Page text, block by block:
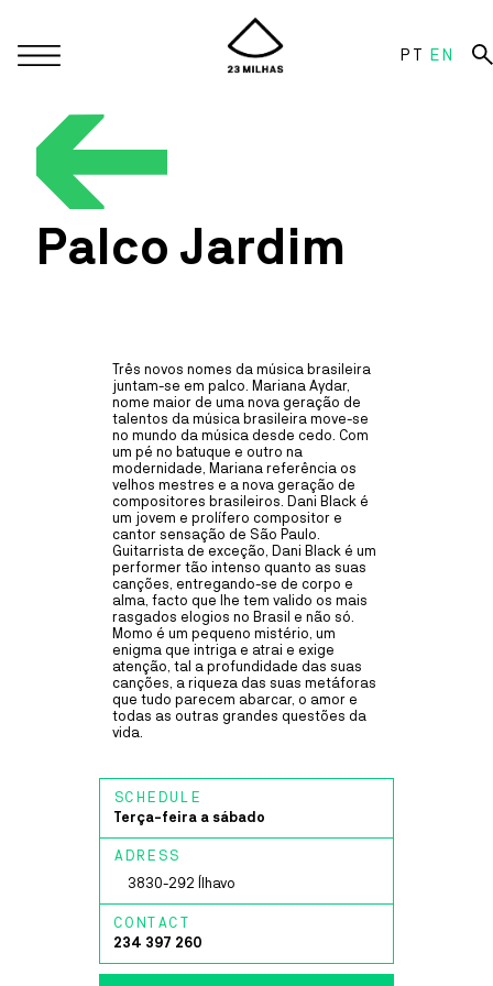
PT EN
Cultural program
Programmatic guidelines
Action Programs
Mediation
Information
Spaces
Sala Estúdio Cinema
Cais Criativo
Costa Nova
Laboratório Artes
Teatro Vista Alegre
Casa Cultura
Palco Jardim
Três novos nomes da música brasileira
juntam-se em palco. Mariana Aydar,
nome maior de uma nova geração de
talentos da música brasileira move-se
no mundo da música desde cedo. Com
um pé no batuque e outro na
modernidade, Mariana referência os
velhos mestres e a nova geração de
compositores brasileiros. Dani Black é
um jovem e prolífero compositor e
cantor sensação de São Paulo.
Guitarrista de exceção, Dani Black é um
performer tão intenso quanto as suas
canções, entregando-se de corpo e
alma, facto que lhe tem valido os mais
rasgados elogios no Brasil e não só.
Momo é um pequeno mistério, um
enigma que intriga e atrai e exige
atenção, tal a profundidade das suas
canções, a riqueza das suas metáforas
que tudo parecem abarcar, o amor e
todas as outras grandes questões da
vida.
SCHEDULE
Terça-feira a sábado
ADRESS
3830-292 Ílhavo
CONTACT
234 397 260
CINEMA
30 JUL 18:30
divertida do verão de 2024, Meu Malvado Favorito 4, a Illumination
expande o seu universo animado cheio de alegria com um novo
capítulo repleto de personagens inéditos, dentro da maior
franchise de animação da história a nível global: Mínimos e
MAIS INFORMAÇÕES
FÁBRICA IDEIAS
30 SEP TO 8 OCT
DELA MARMY
DELA MARMY
Dela Marmy trabalha no seu segundo disco comprometida em
semear, desencadear, desenhar e consolidar mudanças e
interações mesmo que subtis, mesmo que difíceis, inspirada em
LABORATÓRIO ARTES
PERFORMANCE
20 JUL
~VAGA
COLETIVO ~VAGA